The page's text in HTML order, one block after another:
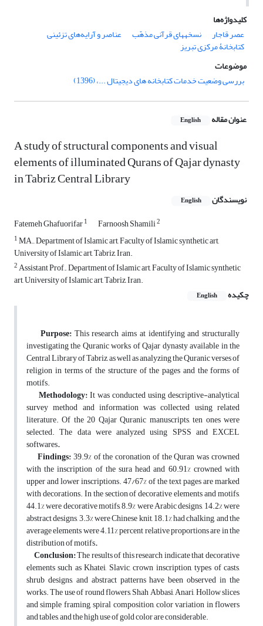
کلیدواژه‌ها
عصر قاجار
نسخه‎های قرآنی مذهّب عناصر و آرایه‌های تزئینی
کتابخانۀ مرکزی تبریز
موضوعات
بررسی وضعیت خدمات کتابخانه های دیجیتال ...، (1396)
عنوان مقاله English
A study of structural components and visual
elements of illuminated Qurans of Qajar dynasty
in Tabriz Central Library
نویسندگان English
Fatemeh Ghafuorifar1 Farnoosh Shamili2
1MA., Department of Islamic art, Faculty of Islamic synthetic art,
University of Islamic art, Tabriz, Iran.
2Assistant Prof., Department of Islamic art, Faculty of Islamic synthetic
art, University of Islamic art, Tabriz, Iran.
چکیده
English
Purpose:This research aims at identifying and structurally
investigating the Quranic works of Qajar dynasty available in the
Central Library of Tabriz, as well as analyzing the Quranic verses of
religion in terms of the structure of the pages and the forms of
motifs.
Methodology:It was conducted using descriptive-analytical
survey method and information was collected using related
literature. Of the 20 Qajar Quranic manuscripts, ten ones were
selected. The data were analyzed using SPSS and EXCEL
softwares.
Findings:39.9% of the coronation of the Quran was crowned
with the inscription of the sura head and 60.91% crowned with
upper and lower inscriptions. 47/67% of the text pages are marked
with decorations. In the section of decorative elements and motifs,
44.1% were decorative motifs, 8.9% were Arabic designs, 14.2% were
abstract designs, 3.3% were Chinese knit, 18.1% had chalking, and the
average elements were 4.11% percent relative proportions are in the
distribution of motifs.
Conclusion:The results of this research indicate that decorative
elements such as Khatei, Slavic, crown inscription, types of casts,
shrub designs, and abstract patterns have been observed in the
works. The use of round flowers, Shah Abbasi, Anari, Hollow slices
and simple framing, spiral composition, color variation in flowers
and tables, and the high use of gold color are considerable.